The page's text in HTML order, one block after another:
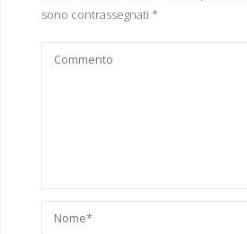
sono contrassegnati *